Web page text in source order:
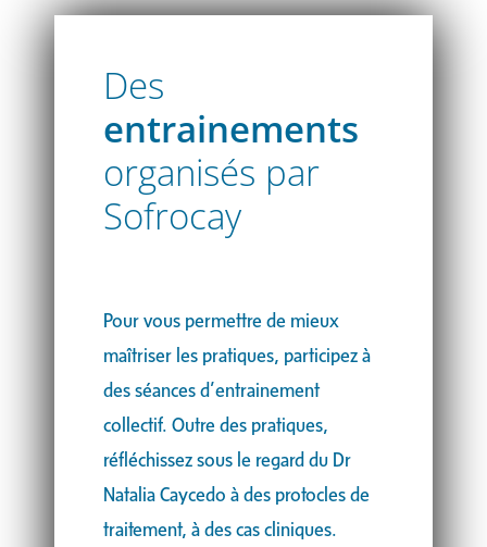
Des
entrainements
organisés par
Sofrocay
Pour vous permettre de mieux
maîtriser les pratiques, participez à
des séances d’entrainement
collectif. Outre des pratiques,
réfléchissez sous le regard du Dr
Natalia Caycedo à des protocles de
traitement, à des cas cliniques.